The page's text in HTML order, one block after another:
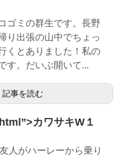
ゴミの群生です。長野
り出張の山中でちょっ
くとありました！私の
す。だいぶ開いて...
記事を読む
カワサキW１
人がハーレーから乗り